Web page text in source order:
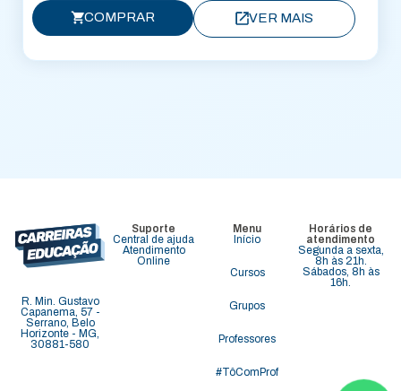
COMPRAR VER MAIS
R. Min. Gustavo
Capanema, 57 -
Serrano, Belo
Horizonte - MG,
30881-580
Suporte
Central de ajuda
Atendimento
Online
Menu
Início
Cursos
Grupos
Professores
#TôComProf
Horários de
atendimento
Segunda a sexta,
8h às 21h.
Sábados, 8h às
16h.